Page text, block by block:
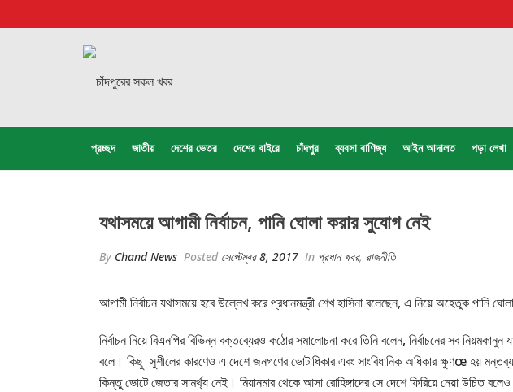
প্রচ্ছদ জাতীয় দেশের ভেতর দেশের বাইরে চাঁদপুর ব্যবসা বাণিজ্য আইন আদালত পড়া লেখা
যথাসময়ে আগামী নির্বাচন, পানি ঘোলা করার সুযোগ নেই
By Chand News Posted সেপ্টেম্বর 8, 2017 In প্রধান খবর, রাজনীতি
আগামী নির্বাচন যথাসময়ে হবে উল্লেখ করে প্রধানমন্ত্রী শেখ হাসিনা বলেছেন, এ নিয়ে অহেতুক পানি
নির্বাচন নিয়ে বিএনপির বিভিন্ন বক্তব্যেরও কঠোর সমালোচনা করে তিনি বলেন, নির্বাচনের সব নিয়মকানুন
বলে। কিছু সুশীলের কারণেও এ দেশে জনগণের ভোটাধিকার এবং সাংবিধানিক অধিকার ক্ষুণœ হয়
কিন্তু ভোটে জেতার সামর্থ্য নেই। মিয়ানমার থেকে আসা রোহিঙ্গাদের সে দেশে ফিরিয়ে নেয়া উচিত